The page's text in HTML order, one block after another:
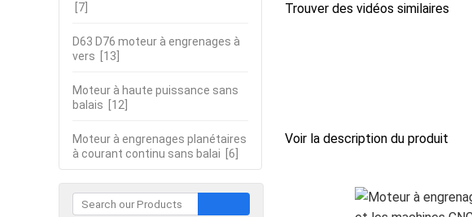
[7]
D63 D76 moteur à engrenages à
vers [13]
Moteur à haute puissance sans
balais [12]
Moteur à engrenages planétaires
à courant continu sans balai [6]
Trouver des vidéos similaires
Voir la description du produit